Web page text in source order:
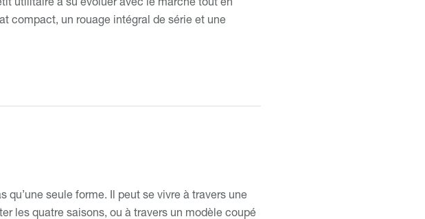
compact, un rouage intégral de série et une
qu’une seule forme. Il peut se vivre à travers une
les quatre saisons, ou à travers un modèle coupé